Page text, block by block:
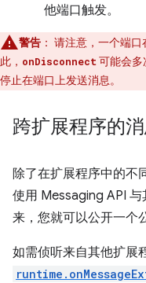
他端口触发。
警告 ： 请注意，一个端
此， onDisconnect 可能会多
停止在端口上发送消息。
跨扩展程序的
除了在扩展程序中的不
使用 Messaging API
来，您就可以公开一个
如需侦听来自其他扩展